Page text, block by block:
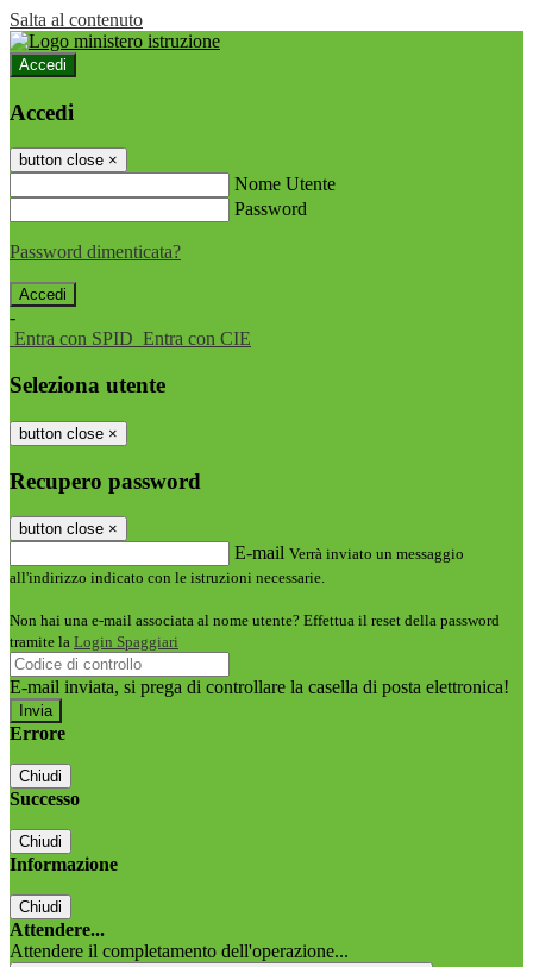
Salta al contenuto
Accedi
Accedi
button close ×
Nome Utente
Password
Password dimenticata?
-
Entra con SPID Entra con CIE
Seleziona utente
button close ×
Recupero password
button close ×
E-mail Verrà inviato un messaggio
all'indirizzo indicato con le istruzioni necessarie.
Non hai una e-mail associata al nome utente? Effettua il reset della password
tramite la Login Spaggiari
E-mail inviata, si prega di controllare la casella di posta elettronica!
Errore
Chiudi
Successo
Chiudi
Informazione
Chiudi
Attendere...
Attendere il completamento dell'operazione...